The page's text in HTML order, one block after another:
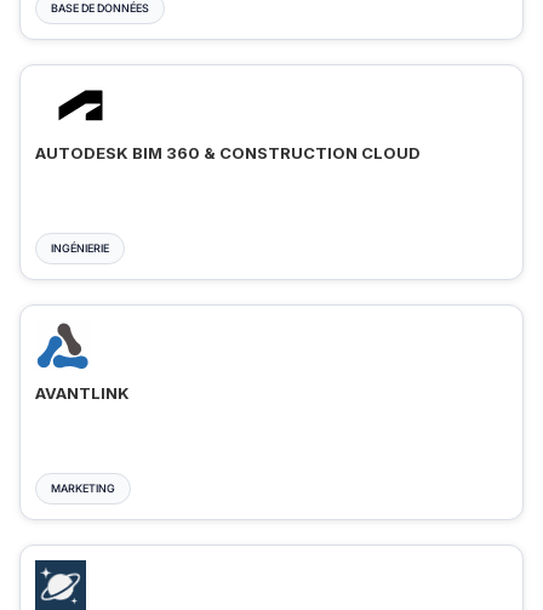
BASE DE DONNÉES
AUTODESK BIM 360 & CONSTRUCTION CLOUD
INGÉNIERIE
AVANTLINK
MARKETING